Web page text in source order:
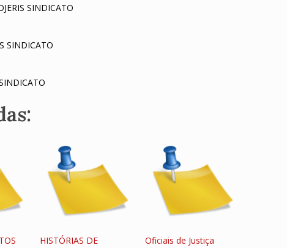
SINDICATO
SINDICATO
HISTÓRIAS DE
Oficiais de Justiça